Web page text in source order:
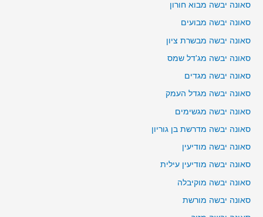
סאונה יבשה מבוא חורון
סאונה יבשה מבועים
סאונה יבשה מבשרת ציון
סאונה יבשה מג'דל שמס
סאונה יבשה מגדים
סאונה יבשה מגדל העמק
סאונה יבשה מגשימים
סאונה יבשה מדרשת בן גוריון
סאונה יבשה מודיעין
סאונה יבשה מודיעין עילית
סאונה יבשה מוקיבלה
סאונה יבשה מורשת